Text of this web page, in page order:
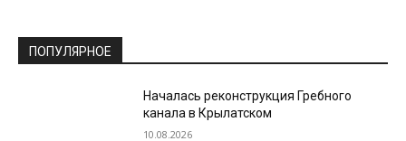
ПОПУЛЯРНОЕ
Началась реконструкция Гребного
канала в Крылатском
10.08.2026